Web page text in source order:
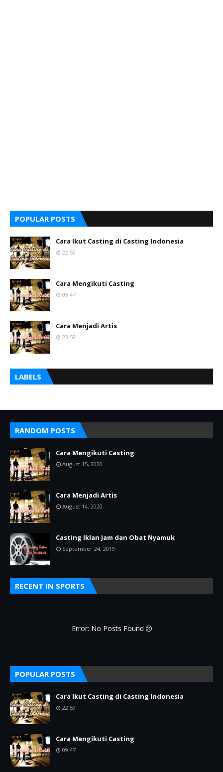
POPULAR POSTS
Cara Ikut Casting di Casting Indonesia
22.59
Cara Mengikuti Casting
09.47
Cara Menjadi Artis
23.58
LABELS
RANDOM POSTS
Cara Mengikuti Casting
August 15, 2020
Cara Menjadi Artis
August 14, 2020
Casting Iklan Jam dan Obat Nyamuk
September 24, 2019
RECENT IN SPORTS
Error: No Posts Found
POPULAR POSTS
Cara Ikut Casting di Casting Indonesia
22.59
Cara Mengikuti Casting
09.47